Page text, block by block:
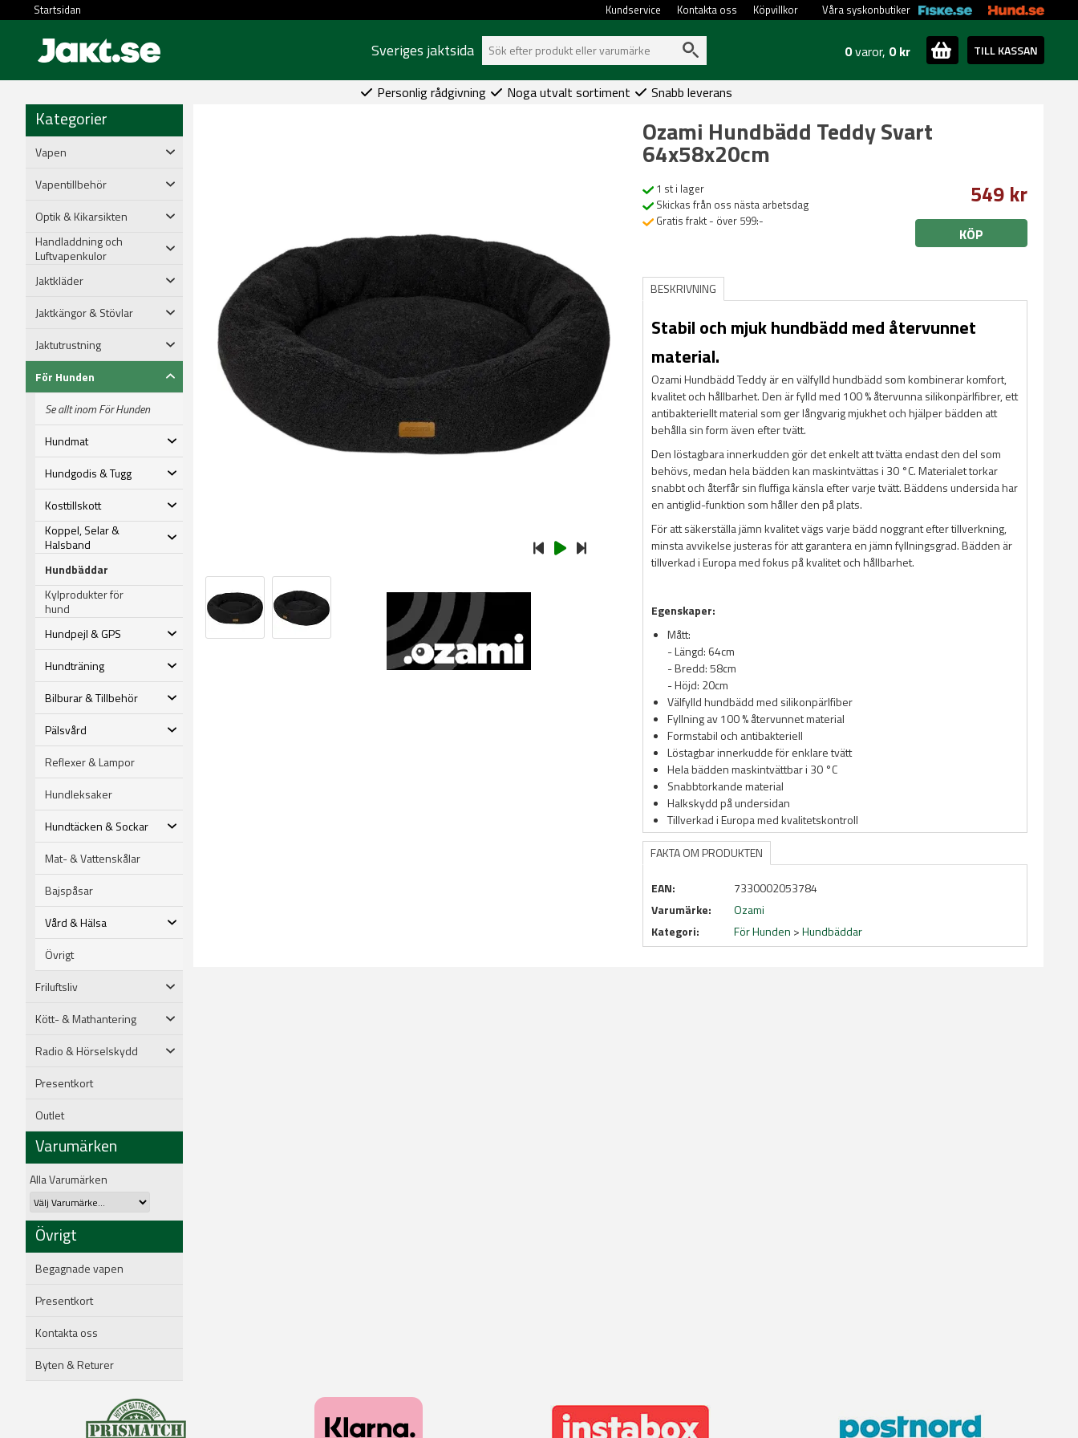
Startsidan Våra syskonbutiker
Köpvillkor
Kontakta oss
Kundservice
Sveriges jaktsida 0varor, 0 kr TILL KASSAN
Personlig rådgivning Noga utvalt sortiment Snabb leverans
Kategorier
Vapen
Vapentillbehör
Optik & Kikarsikten
Handladdning och
Luftvapenkulor
Jaktkläder
Jaktkängor & Stövlar
Jaktutrustning
För Hunden
Se allt inom För Hunden
Hundmat
Hundgodis & Tugg
Kosttillskott
Koppel, Selar &
Halsband
Hundbäddar
Kylprodukter för
hund
Hundpejl & GPS
Hundträning
Bilburar & Tillbehör
Pälsvård
Reflexer & Lampor
Hundleksaker
Hundtäcken & Sockar
Mat- & Vattenskålar
Bajspåsar
Vård & Hälsa
Övrigt
Friluftsliv
Kött- & Mathantering
Radio & Hörselskydd
Presentkort
Outlet
Varumärken
Alla Varumärken
Övrigt
Begagnade vapen
Presentkort
Kontakta oss
Byten & Returer
Ozami Hundbädd Teddy Svart
64x58x20cm
1 st i lager
Skickas från oss nästa arbetsdag
Gratis frakt - över 599:-
549 kr
KÖP
BESKRIVNING
Stabil och mjuk hundbädd med återvunnet
material.
Ozami Hundbädd Teddy är en välfylld hundbädd som kombinerar komfort,
kvalitet och hållbarhet. Den är fylld med 100 % återvunna silikonpärlfibrer, ett
antibakteriellt material som ger långvarig mjukhet och hjälper bädden att
behålla sin form även efter tvätt.
Den löstagbara innerkudden gör det enkelt att tvätta endast den del som
behövs, medan hela bädden kan maskintvättas i 30 °C. Materialet torkar
snabbt och återfår sin fluffiga känsla efter varje tvätt. Bäddens undersida har
en antiglid-funktion som håller den på plats.
För att säkerställa jämn kvalitet vägs varje bädd noggrant efter tillverkning,
minsta avvikelse justeras för att garantera en jämn fyllningsgrad. Bädden är
tillverkad i Europa med fokus på kvalitet och hållbarhet.
Egenskaper:
Mått:
- Längd: 64cm
- Bredd: 58cm
- Höjd: 20cm
Välfylld hundbädd med silikonpärlfiber
Fyllning av 100 % återvunnet material
Formstabil och antibakteriell
Löstagbar innerkudde för enklare tvätt
Hela bädden maskintvättbar i 30 °C
Snabbtorkande material
Halkskydd på undersidan
Tillverkad i Europa med kvalitetskontroll
FAKTA OM PRODUKTEN
EAN:
7330002053784
Varumärke:
Ozami
Kategori:
För Hunden >Hundbäddar